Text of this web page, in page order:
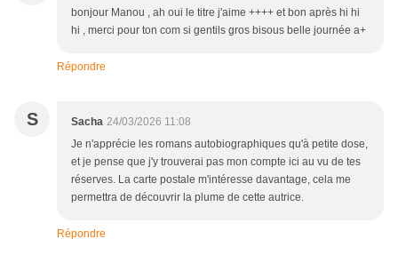
bonjour Manou , ah oui le titre j'aime ++++ et bon après hi hi
hi , merci pour ton com si gentils gros bisous belle journée a+
Répondre
S Sacha 24/03/2026 11:08
Je n'apprécie les romans autobiographiques qu'à petite dose,
et je pense que j'y trouverai pas mon compte ici au vu de tes
réserves. La carte postale m'intéresse davantage, cela me
permettra de découvrir la plume de cette autrice.
Répondre